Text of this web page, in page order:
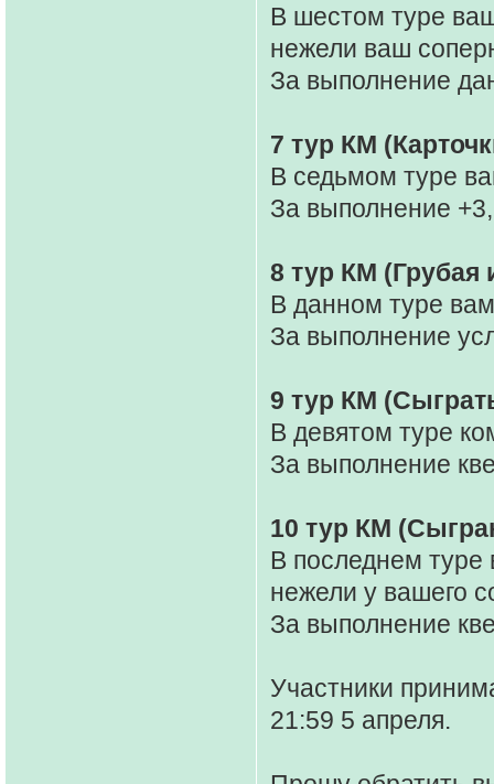
В шестом туре
нежели ваш
За выполнение
7 тур КМ
В седьмом туре
За выполнение
8 тур КМ (Грубая
В данном туре
За выполнение
9 тур КМ
В девятом туре
За выполнение
10 тур КМ
В последнем
нежели у вашего
За выполнение
Участники
21:59 5 апреля.